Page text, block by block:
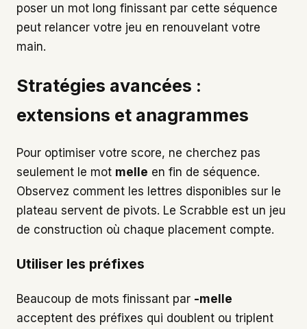
poser un mot long finissant par cette séquence
peut relancer votre jeu en renouvelant votre
main.
Stratégies avancées :
extensions et anagrammes
Pour optimiser votre score, ne cherchez pas
seulement le mot melle en fin de séquence.
Observez comment les lettres disponibles sur le
plateau servent de pivots. Le Scrabble est un jeu
de construction où chaque placement compte.
Utiliser les préfixes
Beaucoup de mots finissant par -melle
acceptent des préfixes qui doublent ou triplent